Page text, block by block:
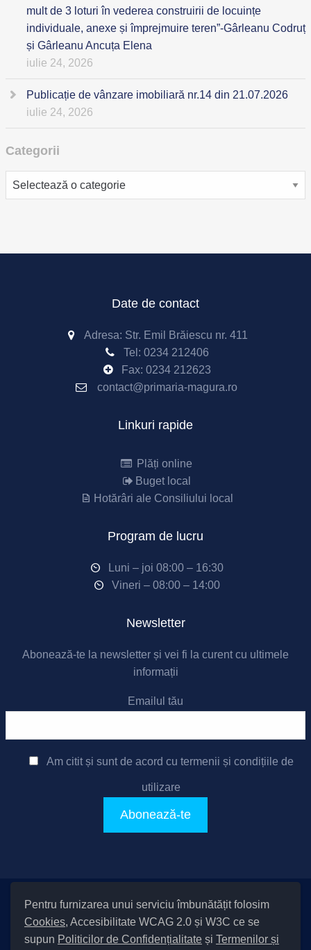
Pentru furnizarea unui serviciu îmbunătățit folosim
Cookies, Accesibilitate WCAG 2.0 și W3C ce se
supun Politicilor de Confidențialitate și Termenilor și
mult de 3 loturi în vederea construirii de locuințe
individuale, anexe și împrejmuire teren”-Gârleanu Codruț
și Gârleanu Ancuța Elena
iulie 24, 2026
Publicație de vânzare imobiliară nr.14 din 21.07.2026
iulie 24, 2026
Categorii
Categorii
Date de contact
Adresa: Str. Emil Brăiescu nr. 411
Tel: 0234 212406
Fax: 0234 212623
contact@primaria-magura.ro
Linkuri rapide
Plăți online
Buget local
Hotărâri ale Consiliului local
Program de lucru
Luni – joi 08:00 – 16:30
Vineri – 08:00 – 14:00
Newsletter
Abonează-te la newsletter și vei fi la curent cu ultimele
informații
Emailul tău
Am citit și sunt de acord cu termenii și condițiile de
utilizare
Setări Cookies și Accesibilitate
Informare cu privire la prelucrarea datelor | Politică de utilizare